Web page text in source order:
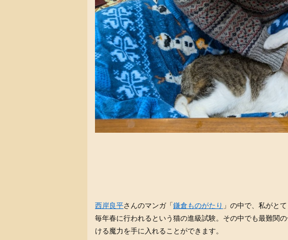
西岸良平さんのマンガ「鎌倉ものがたり 」の中で、私がと
毎年春に行われるという猫の進級試験。その中でも最難関
ける魔力を手に入れることができます。